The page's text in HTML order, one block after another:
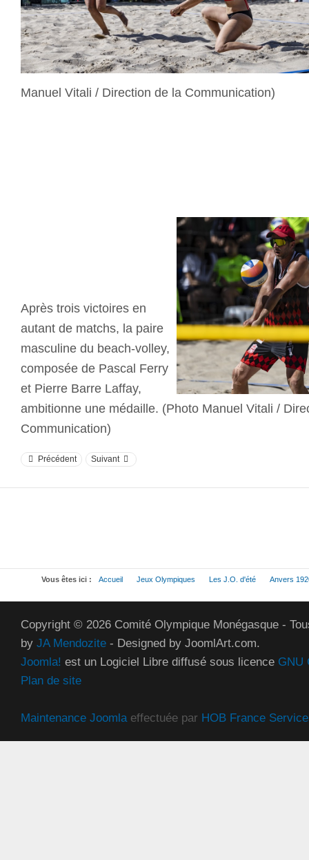
Manuel Vitali / Direction de la Communication)
Après trois victoires en
autant de matchs, la paire
masculine du beach-volley,
composée de Pascal Ferry
et Pierre Barre Laffay,
ambitionne une médaille. (Photo Manuel Vitali /
Communication)
Précédent Suivant
Vous êtes ici : Accueil Jeux Olympiques Les J.O. d'été Anvers
Copyright © 2026 Comité Olympique Monégasque -
by JA Mendozite - Designed by JoomlArt.com.
Joomla! est un Logiciel Libre diffusé sous licence GNU
Plan de site
Maintenance Joomlaeffectuée par HOB France